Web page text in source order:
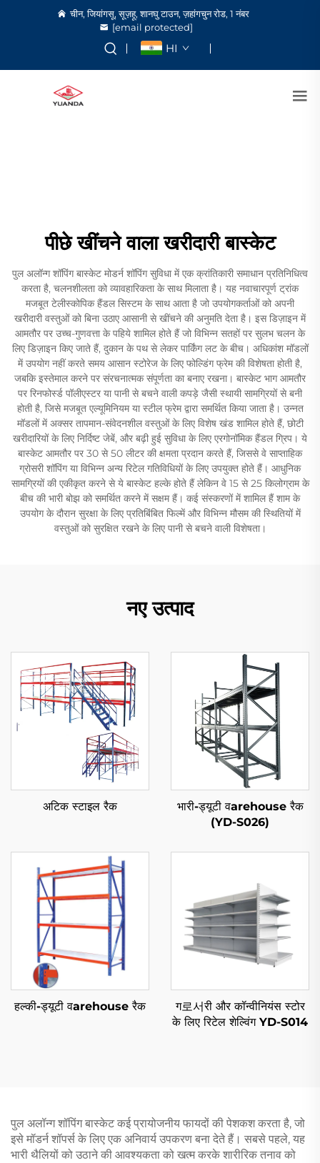
चीन, जियांगसू, सूज़हू, शानघु टाउन, ज़हांगचुन रोड, 1 नंबर
[email protected]
HI
पीछे खींचने वाला खरीदारी बास्केट
पुल अलॉन्ग शॉपिंग बास्केट मोडर्न शॉपिंग सुविधा में एक क्रांतिकारी समाधान प्रतिनिधित्व
करता है, चलनशीलता को व्यावहारिकता के साथ मिलाता है। यह नवाचारपूर्ण ट्रांक
मजबूत टेलीस्कोपिक हैंडल सिस्टम के साथ आता है जो उपयोगकर्ताओं को अपनी
खरीदारी वस्तुओं को बिना उठाए आसानी से खींचने की अनुमति देता है। इस डिज़ाइन में
आमतौर पर उच्च-गुणवत्ता के पहिये शामिल होते हैं जो विभिन्न सतहों पर सुलभ चलन के
लिए डिज़ाइन किए जाते हैं, दुकान के पथ से लेकर पार्किंग लट के बीच। अधिकांश मॉडलों
में उपयोग नहीं करते समय आसान स्टोरेज के लिए फोल्डिंग फ्रेम की विशेषता होती है,
जबकि इस्तेमाल करने पर संरचनात्मक संपूर्णता का बनाए रखना। बास्केट भाग आमतौर
पर रिनफोर्स्ड पॉलीएस्टर या पानी से बचने वाली कपड़े जैसी स्थायी सामग्रियों से बनी
होती है, जिसे मजबूत एल्यूमिनियम या स्टील फ्रेम द्वारा समर्थित किया जाता है। उन्नत
मॉडलों में अक्सर तापमान-संवेदनशील वस्तुओं के लिए विशेष खंड शामिल होते हैं, छोटी
खरीदारियों के लिए निर्दिष्ट जेबें, और बढ़ी हुई सुविधा के लिए एरगोनॉमिक हैंडल ग्रिप। ये
बास्केट आमतौर पर 30 से 50 लीटर की क्षमता प्रदान करते हैं, जिससे वे साप्ताहिक
ग्रोसरी शॉपिंग या विभिन्न अन्य रिटेल गतिविधियों के लिए उपयुक्त होते हैं। आधुनिक
सामग्रियों की एकीकृत करने से ये बास्केट हल्के होते हैं लेकिन वे 15 से 25 किलोग्राम के
बीच की भारी बोझ को समर्थित करने में सक्षम हैं। कई संस्करणों में शामिल हैं शाम के
उपयोग के दौरान सुरक्षा के लिए प्रतिबिंबित फिल्में और विभिन्न मौसम की स्थितियों में
वस्तुओं को सुरक्षित रखने के लिए पानी से बचने वाली विशेषता।
नए उत्पाद
अटिक स्टाइल रैक
भारी-ड्यूटी वarehouse रैक
(YD-S026)
हल्की-ड्यूटी वarehouse रैक
ग로서री और कॉन्वीनियंस स्टोर
के लिए रिटेल शेल्विंग YD-S014
पुल अलॉन्ग शॉपिंग बास्केट कई प्रायोजनीय फायदों की पेशकश करता है, जो
इसे मॉडर्न शॉपर्स के लिए एक अनिवार्य उपकरण बना देते हैं। सबसे पहले, यह
भारी थैलियों को उठाने की आवश्यकता को खत्म करके शारीरिक तनाव को